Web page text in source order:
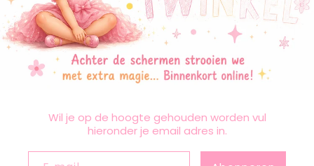
Wil je op de hoogte gehouden worden vul
hieronder je email adres in.